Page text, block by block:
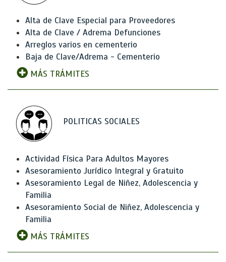
Alta de Clave Especial para Proveedores
Alta de Clave / Adrema Defunciones
Arreglos varios en cementerio
Baja de Clave/Adrema - Cementerio
MÁS TRÁMITES
POLITICAS SOCIALES
Actividad Física Para Adultos Mayores
Asesoramiento Jurídico Integral y Gratuito
Asesoramiento Legal de Niñez, Adolescencia y
Familia
Asesoramiento Social de Niñez, Adolescencia y
Familia
MÁS TRÁMITES